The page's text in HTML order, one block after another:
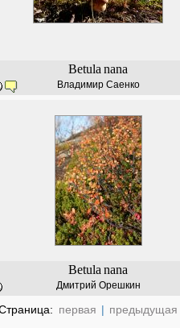
Betula nana
Владимир Саенко
Betula nana
Дмитрий Орешкин
первая | предыдущая